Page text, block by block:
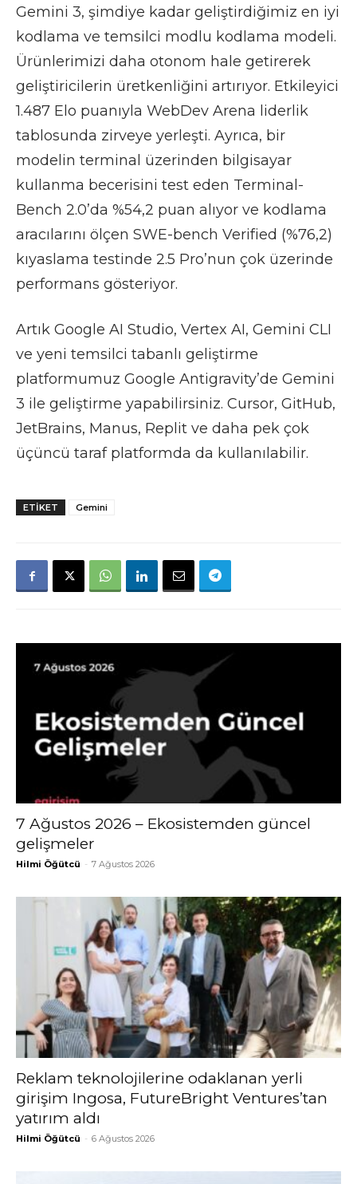
Gemini 3, şimdiye kadar geliştirdiğimiz en iyi
kodlama ve temsilci modlu kodlama modeli.
Ürünlerimizi daha otonom hale getirerek
geliştiricilerin üretkenliğini artırıyor. Etkileyici
1.487 Elo puanıyla WebDev Arena liderlik
tablosunda zirveye yerleşti. Ayrıca, bir
modelin terminal üzerinden bilgisayar
kullanma becerisini test eden Terminal-
Bench 2.0’da %54,2 puan alıyor ve kodlama
aracılarını ölçen SWE-bench Verified (%76,2)
kıyaslama testinde 2.5 Pro’nun çok üzerinde
performans gösteriyor.
Artık Google AI Studio, Vertex AI, Gemini CLI
ve yeni temsilci tabanlı geliştirme
platformumuz Google Antigravity’de Gemini
3 ile geliştirme yapabilirsiniz. Cursor, GitHub,
JetBrains, Manus, Replit ve daha pek çok
üçüncü taraf platformda da kullanılabilir.
ETIKET Gemini
7 Ağustos 2026 – Ekosistemden güncel
gelişmeler
Hilmi Öğütcü - 7 Ağustos 2026
Reklam teknolojilerine odaklanan yerli
girişim Ingosa, FutureBright Ventures’tan
yatırım aldı
Hilmi Öğütcü - 6 Ağustos 2026